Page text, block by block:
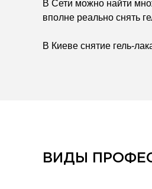
В Сети можно найти
вполне реально снять
В Киеве снятие гель-
ВИДЫ